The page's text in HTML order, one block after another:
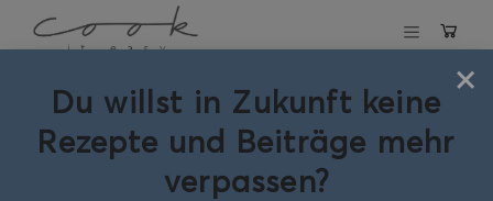
Schlagwort:
Frühstücksbrei
×
Du willst in Zukunft keine
Rezepte und Beiträge mehr
verpassen?